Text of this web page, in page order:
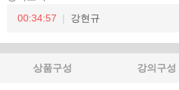
00:34:57
강현규
상품구성 강의구성